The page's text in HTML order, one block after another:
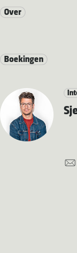
Over
Boekingen